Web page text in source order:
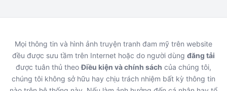
Mọi thông tin và hình ảnh truyện tranh đam mỹ trên website
đều được sưu tầm trên Internet hoặc do người dùng đăng tải
được tuân thủ theoĐiều kiện và chính sách của chúng tôi,
chúng tôi không sở hữu hay chịu trách nhiệm bất kỳ thông tin